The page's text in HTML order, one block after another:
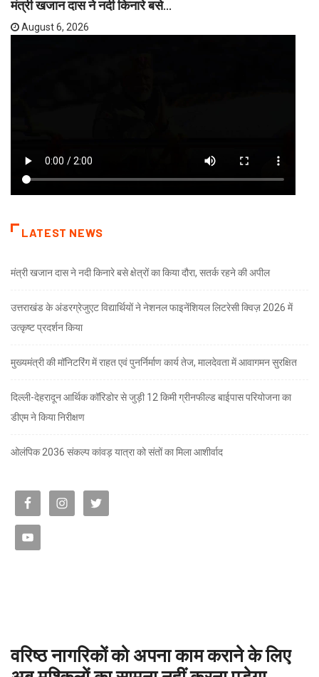
मंत्री खजान दास ने नदी किनारे बसे...
August 6, 2026
LATEST NEWS
मंत्री खजान दास ने नदी किनारे बसे क्षेत्रों का किया दौरा, सतर्क रहने की अपील
उत्तराखंड के अंडरग्रेजुएट विद्यार्थियों ने नेशनल फाइनेंशियल लिटरेसी क्विज़ 2026 में
उत्कृष्ट प्रदर्शन किया
मुख्यमंत्री की मॉनिटरिंग में राहत एवं पुनर्निर्माण कार्य तेज, मालदेवता में आवागमन सुरक्षित
दिल्ली-देहरादून आर्थिक कॉरिडोर से जुड़ी 12 किमी ग्रीनफील्ड बाईपास परियोजना का
डीएम ने किया निरीक्षण
ओलंपिक 2036 संकल्प कांवड़ यात्रा को संतों का मिला आशीर्वाद
वरिष्ठ नागरिकों को अपना काम कराने के लिए